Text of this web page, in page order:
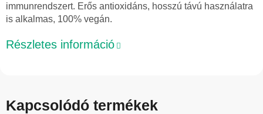
immunrendszert. Erős antioxidáns, hosszú távú használatra
is alkalmas, 100% vegán.
Részletes információ
Kapcsolódó termékek